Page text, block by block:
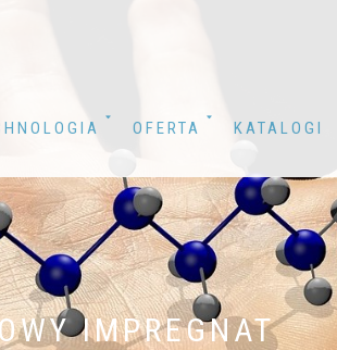
OFERTA KATALOGI
IMPREGNAT